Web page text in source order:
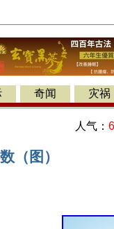
奇闻 灾祸
人气：
（图）